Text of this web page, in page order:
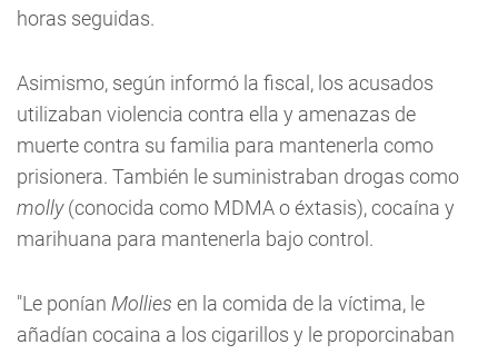
horas seguidas.
Asimismo, según informó la fiscal, los acusados
utilizaban violencia contra ella y amenazas de
muerte contra su familia para mantenerla como
prisionera. También le suministraban drogas como
molly(conocida como MDMA o éxtasis), cocaína y
marihuana para mantenerla bajo control.
"Le ponían Mollies en la comida de la víctima, le
añadían cocaina a los cigarillos y le proporcinaban